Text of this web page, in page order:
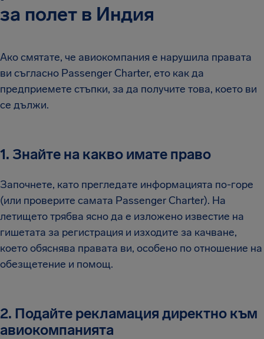
за полет в Индия
Ако смятате, че авиокомпания е нарушила правата
ви съгласно Passenger Charter, ето как да
предприемете стъпки, за да получите това, което ви
се дължи.
1. Знайте на какво имате право
Започнете, като прегледате информацията по-горе
(или проверите самата Passenger Charter). На
летището трябва ясно да е изложено известие на
гишетата за регистрация и изходите за качване,
което обяснява правата ви, особено по отношение на
обезщетение и помощ.
2. Подайте рекламация директно към
авиокомпанията